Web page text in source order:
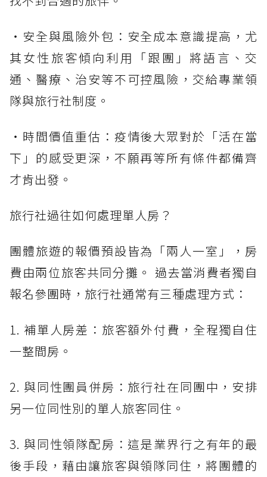
・安全與風險外包：安全成本意識提高，尤
其女性旅客傾向利用「跟團」將語言、交
通、醫療、治安等不可控風險，交給專業領
隊與旅行社制度。
・時間價值重估：疫情後大眾對於「活在當
下」的感受更深，不願再等所有條件都備齊
才肯出發。
旅行社過往如何處理單人房？
團體旅遊的報價預設皆為「兩人一室」，房
費由兩位旅客共同分攤。 過去當消費者獨自
報名參團時，旅行社通常有三種處理方式：
1. 補單人房差：旅客額外付費，全程獨自住
一整間房。
2. 與同性團員併房：旅行社在同團中，安排
另一位同性別的單人旅客同住。
3. 與同性領隊配房：這是業界行之有年的最
後手段，藉由讓旅客與領隊同住，將團體的